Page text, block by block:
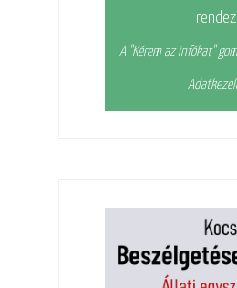
A "Kérem az infókat"